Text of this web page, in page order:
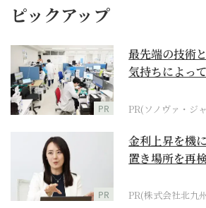
ピックアップ
PR
最先端の技術
気持ちによっ
PR(ソノヴァ・ジ
PR
金利上昇を機
置き場所を再
PR(株式会社北九